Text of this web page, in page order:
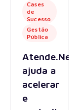
Cases
de
Sucesso
Gestão
Pública
Atende.Net
ajuda a
acelerar
e